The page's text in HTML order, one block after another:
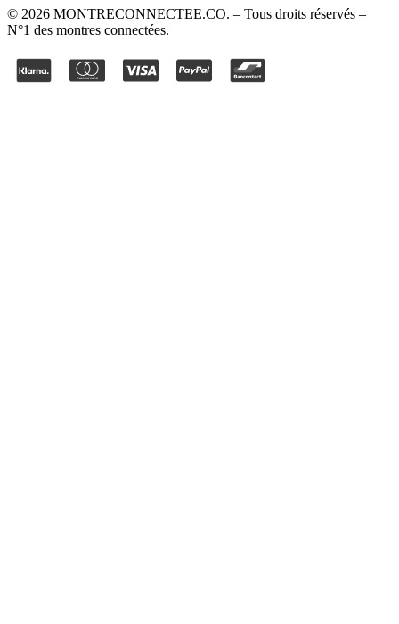
© 2026 MONTRECONNECTEE.CO. – Tous droits réservés –
N°1 des montres connectées.